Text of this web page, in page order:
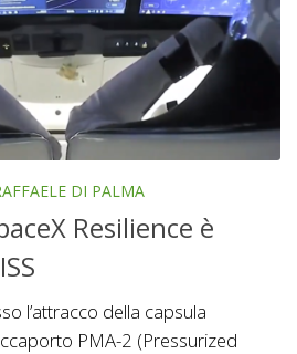
DI PALMA
Resilience è
l’attracco della capsula
PMA-2 (Pressurized